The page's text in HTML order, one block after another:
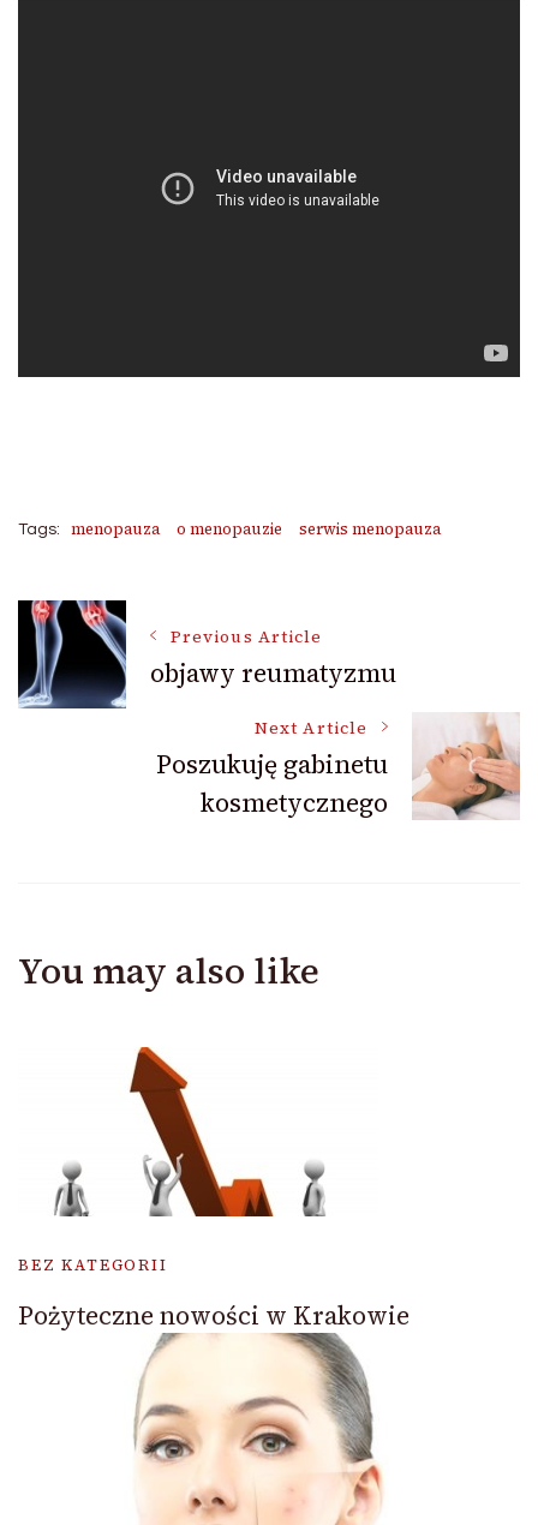
Tags: menopauza o menopauzie serwis menopauza
Post
Navigation
Previous Article
objawy reumatyzmu
Next Article
Poszukuję gabinetu
kosmetycznego
You may also like
BEZ KATEGORII
Pożyteczne nowości w Krakowie